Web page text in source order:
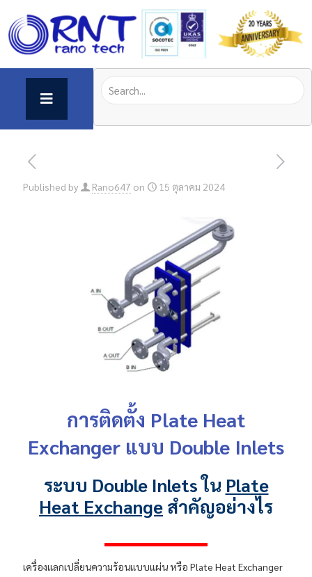
Published by Rano647 on 15 ตุลาคม 2024
การติดตั้ง Plate Heat
Exchanger แบบ Double Inlets
ระบบ Double Inlets ใน Plate
Heat Exchange สำคัญอย่างไร
เครื่องแลกเปลี่ยนความร้อนแบบแผ่น หรือ Plate Heat Exchanger